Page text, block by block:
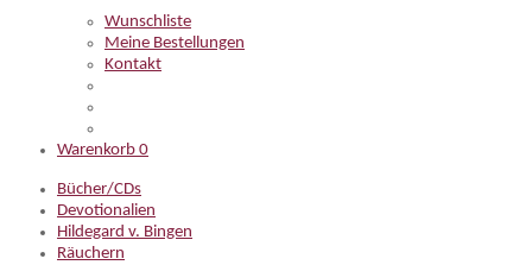
Wunschliste
Meine Bestellungen
Kontakt
Warenkorb 0
Bücher/CDs
Devotionalien
Hildegard v. Bingen
Räuchern